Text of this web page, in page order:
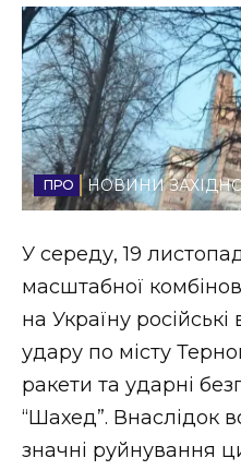
Політика
Соціум
Спорт
Стиль життя
Втрачений Ужгород
ЗАКАРПАТСЬКІ
НОВИНИ
У середу, 19
масштабної
на Україну російські
удару по місту
ракети та ударні
“Шахед”. Внаслідок
значні руйнування